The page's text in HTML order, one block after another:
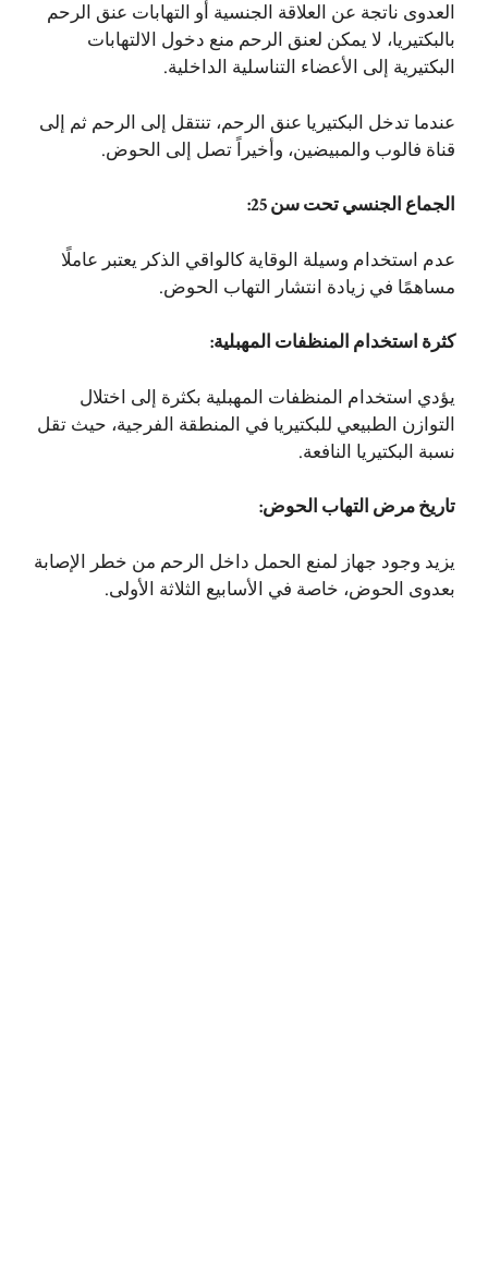
العدوى ناتجة عن العلاقة الجنسية أو التهابات عنق الرحم
بالبكتيريا، لا يمكن لعنق الرحم منع دخول الالتهابات
البكتيرية إلى الأعضاء التناسلية الداخلية.
عندما تدخل البكتيريا عنق الرحم، تنتقل إلى الرحم ثم إلى
قناة فالوب والمبيضين، وأخيراً تصل إلى الحوض.
الجماع الجنسي تحت سن 25:
عدم استخدام وسيلة الوقاية كالواقي الذكر يعتبر عاملًا
مساهمًا في زيادة انتشار التهاب الحوض.
كثرة استخدام المنظفات المهبلية:
يؤدي استخدام المنظفات المهبلية بكثرة إلى اختلال
التوازن الطبيعي للبكتيريا في المنطقة الفرجية، حيث تقل
نسبة البكتيريا النافعة.
تاريخ مرض التهاب الحوض:
يزيد وجود جهاز لمنع الحمل داخل الرحم من خطر الإصابة
بعدوى الحوض، خاصة في الأسابيع الثلاثة الأولى.